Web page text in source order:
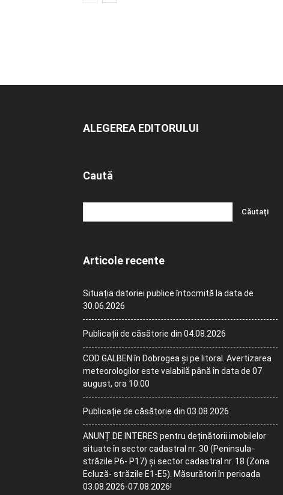
ALEGEREA EDITORULUI
Caută
Articole recente
Situația datoriei publice întocmită la data de
30.06.2026
Publicații de căsătorie din 04.08.2026
COD GALBEN în Dobrogea și pe litoral. Avertizarea
meteorologilor este valabilă până în data de 07
august, ora 10:00
Publicație de căsătorie din 03.08.2026
ANUNȚ DE INTERES pentru deținătorii imobilelor
situate în sector cadastral nr. 30 (Peninsula-
străzile P6- P17) și sector cadastral nr. 18 (Zona
Ecluză- străzile E1-E5). Măsurători în perioada
03.08.2026-07.08.2026!